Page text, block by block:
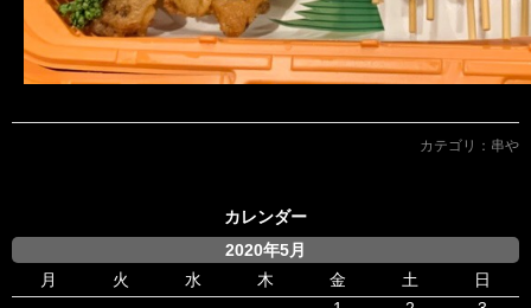
カテゴリ： 串や
カレンダー
2020年5月
月
火 水 木 金 土
日